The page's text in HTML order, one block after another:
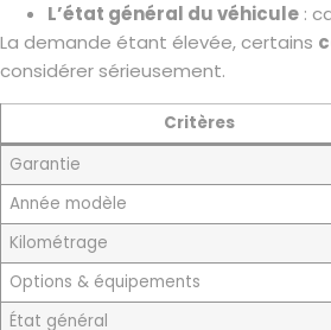
L’état général du véhicule :
La demande étant élevée, certains
considérer sérieusement.
Critères
Garantie
Année modèle
Kilométrage
Options & équipements
État général